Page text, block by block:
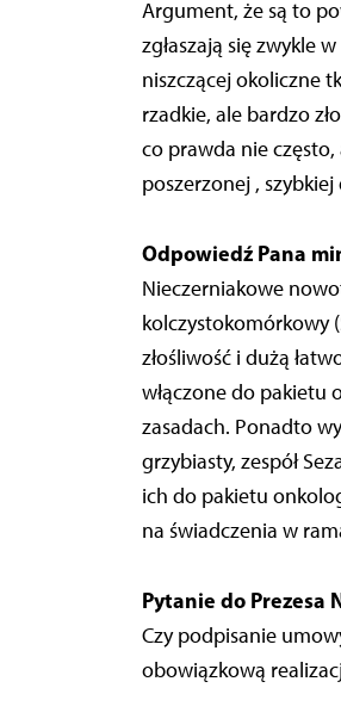
Argument, że są to
zgłaszają się zwykle
niszczącej okoliczne
rzadkie, ale bardzo
co prawda nie
poszerzonej ,
Odpowiedź Pana
Nieczerniakowe
kolczystokomórkowy
złośliwość i dużą
włączone do pakietu
zasadach. Ponadto
grzybiasty, zespół
ich do pakietu
na świadczenia w
Pytanie do Prezesa
Czy podpisanie
obowiązkową